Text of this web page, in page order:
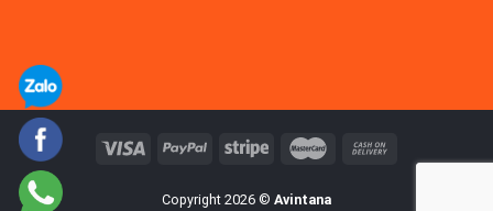
Copyright 2026 © Avintana